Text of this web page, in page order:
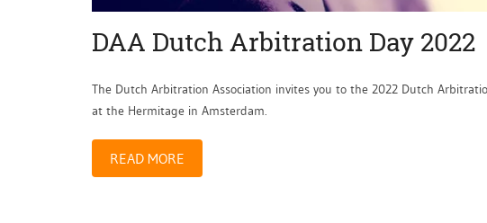
DAA Dutch Arbitration Day 2022
The Dutch Arbitration Association invites you to the 2022 Dutch
at the Hermitage in Amsterdam.
READ MORE